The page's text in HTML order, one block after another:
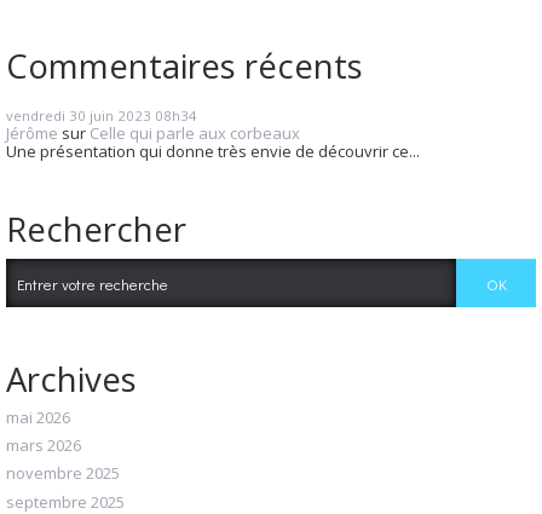
Commentaires récents
vendredi 30 juin 2023 08h34
Jérôme sur Celle qui parle aux corbeaux
Une présentation qui donne très envie de découvrir ce...
Rechercher
Archives
mai 2026
mars 2026
novembre 2025
septembre 2025